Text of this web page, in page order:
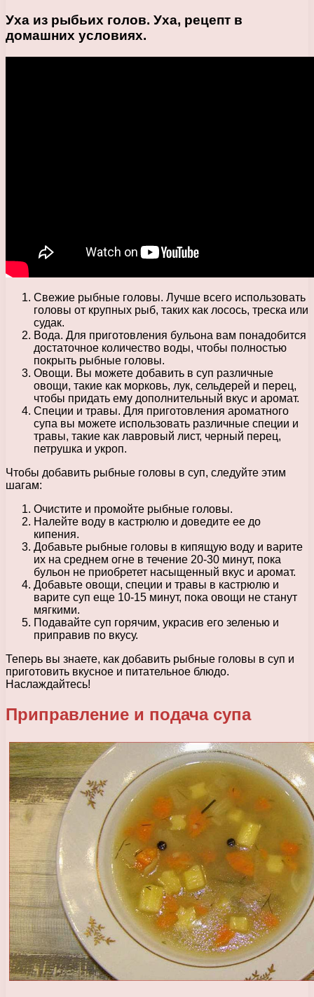
Уха из рыбьих голов. Уха, рецепт в
домашних условиях.
Свежие рыбные головы. Лучше всего использовать
головы от крупных рыб, таких как лосось, треска или
судак.
Вода. Для приготовления бульона вам понадобится
достаточное количество воды, чтобы полностью
покрыть рыбные головы.
Овощи. Вы можете добавить в суп различные
овощи, такие как морковь, лук, сельдерей и перец,
чтобы придать ему дополнительный вкус и аромат.
Специи и травы. Для приготовления ароматного
супа вы можете использовать различные специи и
травы, такие как лавровый лист, черный перец,
петрушка и укроп.
Чтобы добавить рыбные головы в суп, следуйте этим
шагам:
Очистите и промойте рыбные головы.
Налейте воду в кастрюлю и доведите ее до
кипения.
Добавьте рыбные головы в кипящую воду и варите
их на среднем огне в течение 20-30 минут, пока
бульон не приобретет насыщенный вкус и аромат.
Добавьте овощи, специи и травы в кастрюлю и
варите суп еще 10-15 минут, пока овощи не станут
мягкими.
Подавайте суп горячим, украсив его зеленью и
приправив по вкусу.
Теперь вы знаете, как добавить рыбные головы в суп и
приготовить вкусное и питательное блюдо.
Наслаждайтесь!
Приправление и подача супа